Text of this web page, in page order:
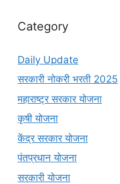
Category
Daily Update
सरकारी नोकरी भरती 2025
महाराष्ट्र सरकार योजना
कृषी योजना
केंद्र सरकार योजना
पंतप्रधान योजना
सरकारी योजना